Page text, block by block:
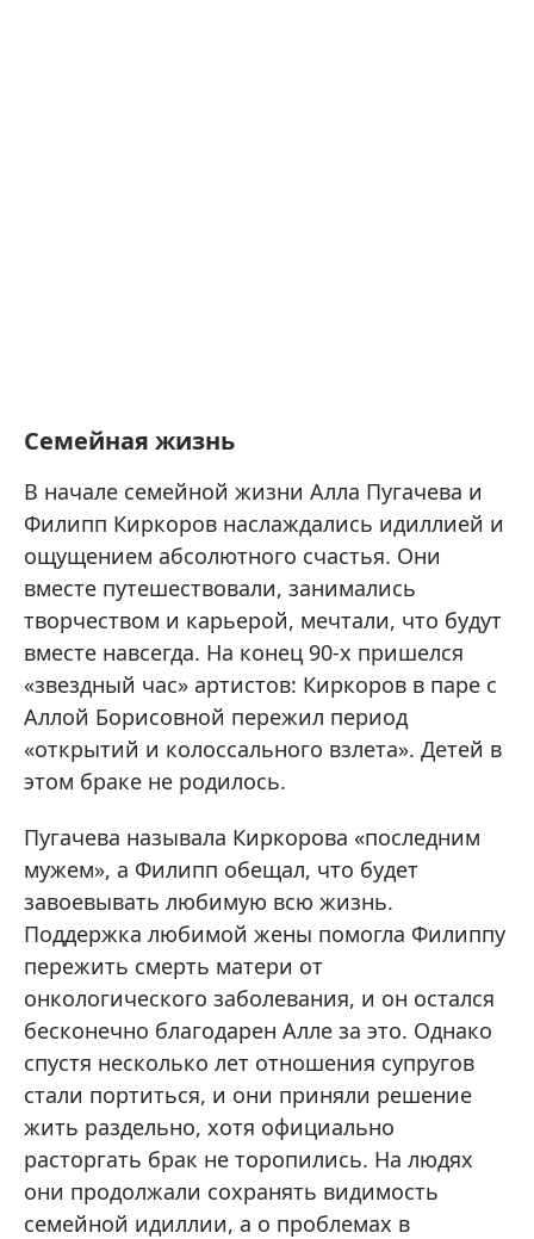
Семейная жизнь
В начале семейной жизни Алла Пугачева и
Филипп Киркоров наслаждались идиллией и
ощущением абсолютного счастья. Они
вместе путешествовали, занимались
творчеством и карьерой, мечтали, что будут
вместе навсегда. На конец 90-х пришелся
«звездный час» артистов: Киркоров в паре с
Аллой Борисовной пережил период
«открытий и колоссального взлета». Детей в
этом браке не родилось.
Пугачева называла Киркорова «последним
мужем», а Филипп обещал, что будет
завоевывать любимую всю жизнь.
Поддержка любимой жены помогла Филиппу
пережить смерть матери от
онкологического заболевания, и он остался
бесконечно благодарен Алле за это. Однако
спустя несколько лет отношения супругов
стали портиться, и они приняли решение
жить раздельно, хотя официально
расторгать брак не торопились. На людях
они продолжали сохранять видимость
семейной идиллии, а о проблемах в